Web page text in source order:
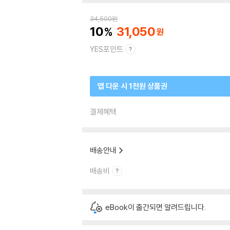
34,500원
10 31,050
YES포인트
앱 다운 시 1천원 상품권
결제혜택
배송안내
배송비
eBook이 출간되면 알려드립니다.